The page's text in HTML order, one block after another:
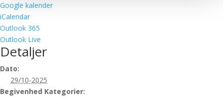
Google kalender
iCalendar
Outlook 365
Outlook Live
Detaljer
Dato:
29/10-2025
Begivenhed Kategorier: